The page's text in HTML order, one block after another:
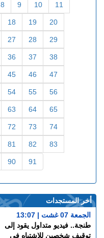
8 9 10 11
18 19 20
27 28 29
36 37 38
45 46 47
54 55 56
63 64 65
72 73 74
81 82 83
90 91
أخر المستجدات
الجمعة 07 غشت | 13:07
طنجة.. فيديو متداول يقود إلى
توقيف شخصين للاشتباه في